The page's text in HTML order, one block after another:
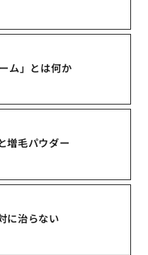
ム」とは何か
増毛パウダー
に治らない